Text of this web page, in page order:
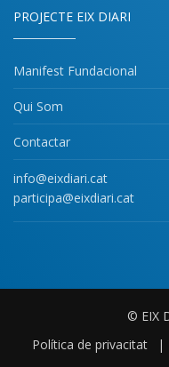
PROJECTE EIX DIARI
Manifest Fundacional
Qui Som
Contactar
info@eixdiari.cat
participa@eixdiari.cat
© EIX
Política de privacitat
|